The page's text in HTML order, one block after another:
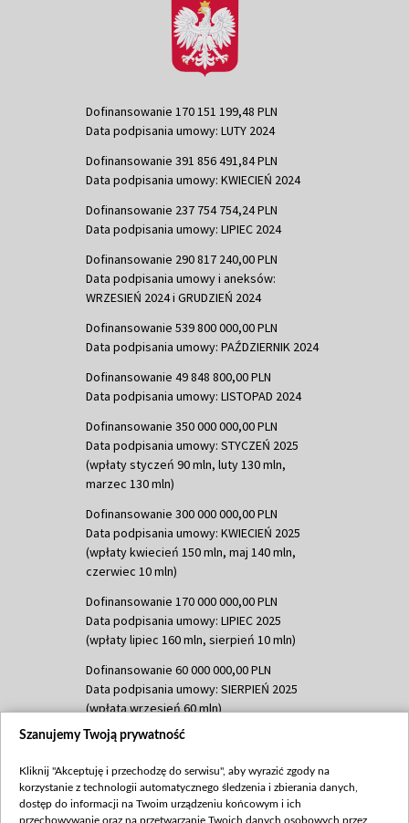
Dofinansowanie 170 151 199,48 PLN
Data podpisania umowy: LUTY 2024
Dofinansowanie 391 856 491,84 PLN
Data podpisania umowy: KWIECIEŃ 2024
Dofinansowanie 237 754 754,24 PLN
Data podpisania umowy: LIPIEC 2024
Dofinansowanie 290 817 240,00 PLN
Data podpisania umowy i aneksów:
WRZESIEŃ 2024 i GRUDZIEŃ 2024
Dofinansowanie 539 800 000,00 PLN
Data podpisania umowy: PAŹDZIERNIK 2024
Dofinansowanie 49 848 800,00 PLN
Data podpisania umowy: LISTOPAD 2024
Dofinansowanie 350 000 000,00 PLN
Data podpisania umowy: STYCZEŃ 2025
(wpłaty styczeń 90 mln, luty 130 mln,
marzec 130 mln)
Dofinansowanie 300 000 000,00 PLN
Data podpisania umowy: KWIECIEŃ 2025
(wpłaty kwiecień 150 mln, maj 140 mln,
czerwiec 10 mln)
Dofinansowanie 170 000 000,00 PLN
Data podpisania umowy: LIPIEC 2025
(wpłaty lipiec 160 mln, sierpień 10 mln)
Dofinansowanie 60 000 000,00 PLN
Data podpisania umowy: SIERPIEŃ 2025
(wpłata wrzesień 60 mln)
Dofinansowanie 635 783 051,21 PLN
(wpłata wrzesień 100 mln, październik 350
mln, listopad 265 mln)
Szanujemy Twoją prywatność
Kliknij "Akceptuję i przechodzę do serwisu", aby wyrazić zgody na
korzystanie z technologii automatycznego śledzenia i zbierania danych,
dostęp do informacji na Twoim urządzeniu końcowym i ich
przechowywanie oraz na przetwarzanie Twoich danych osobowych przez